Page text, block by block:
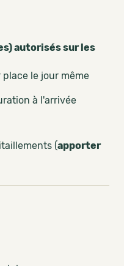
autorisés sur les
le jour même
à l'arrivée
(apporter